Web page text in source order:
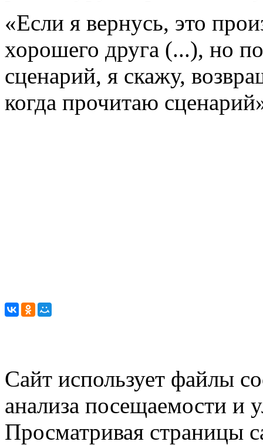
«Если я вернусь, это
хорошего друга (...), но
сценарий, я скажу,
когда прочитаю
Сайт использует файлы
анализа посещаемости и
Просматривая страницы